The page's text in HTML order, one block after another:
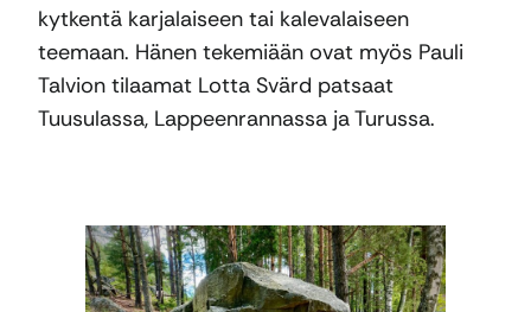
kytkentä karjalaiseen tai kalevalaiseen
teemaan. Hänen tekemiään ovat myös Pauli
Talvion tilaamat Lotta Svärd patsaat
Tuusulassa, Lappeenrannassa ja Turussa.